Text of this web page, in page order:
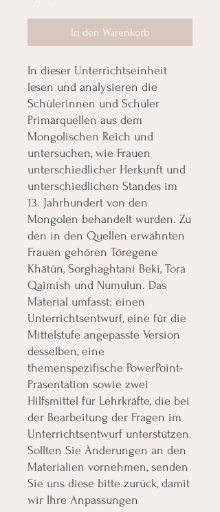
In den Warenkorb
In dieser Unterrichtseinheit
lesen und analysieren die
Schülerinnen und Schüler
Primärquellen aus dem
Mongolischen Reich und
untersuchen, wie Frauen
unterschiedlicher Herkunft und
unterschiedlichen Standes im
13. Jahrhundert von den
Mongolen behandelt wurden. Zu
den in den Quellen erwähnten
Frauen gehören Töregene
Khātūn, Sorghaghtani Beki, Törä
Qaimish und Numulun. Das
Material umfasst: einen
Unterrichtsentwurf, eine für die
Mittelstufe angepasste Version
desselben, eine
themenspezifische PowerPoint-
Präsentation sowie zwei
Hilfsmittel für Lehrkräfte, die bei
der Bearbeitung der Fragen im
Unterrichtsentwurf unterstützen.
Sollten Sie Änderungen an den
Materialien vornehmen, senden
Sie uns diese bitte zurück, damit
wir Ihre Anpassungen